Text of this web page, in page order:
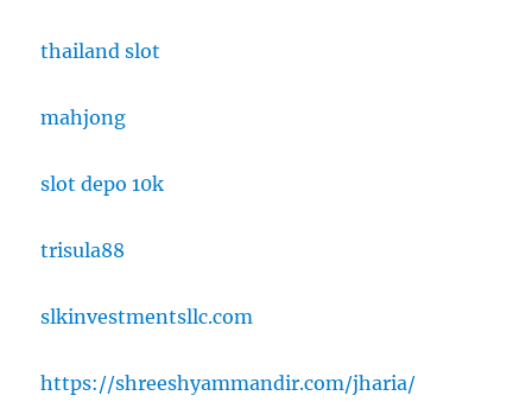
thailand slot
mahjong
slot depo 10k
trisula88
slkinvestmentsllc.com
https://shreeshyammandir.com/jharia/